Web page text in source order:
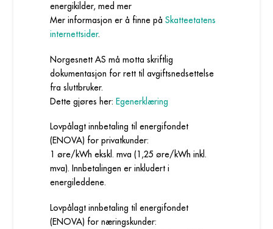
energikilder, med mer
Mer informasjon er å finne påSkatteetatens
internettsider.
Norgesnett AS må motta skriftlig
dokumentasjon for rett til avgiftsnedsettelse
fra sluttbruker.
Dette gjøres her:Egenerklæring
Lovpålagt innbetaling til energifondet
(ENOVA) for privatkunder:
1 øre/kWh ekskl. mva (1,25 øre/kWh inkl.
mva). Innbetalingen er inkludert i
energileddene.
Lovpålagt innbetaling til energifondet
(ENOVA) for næringskunder: